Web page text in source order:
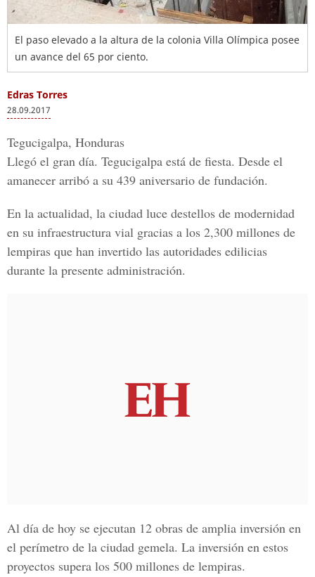
El paso elevado a la altura de la colonia Villa Olímpica posee
un avance del 65 por ciento.
Edras Torres
28.09.2017
Tegucigalpa, Honduras
Llegó el gran día. Tegucigalpa está de fiesta. Desde el
amanecer arribó a su 439 aniversario de fundación.
En la actualidad, la ciudad luce destellos de modernidad
en su infraestructura vial gracias a los 2,300 millones de
lempiras que han invertido las autoridades edilicias
durante la presente administración.
Al día de hoy se ejecutan 12 obras de amplia inversión en
el perímetro de la ciudad gemela. La inversión en estos
proyectos supera los 500 millones de lempiras.